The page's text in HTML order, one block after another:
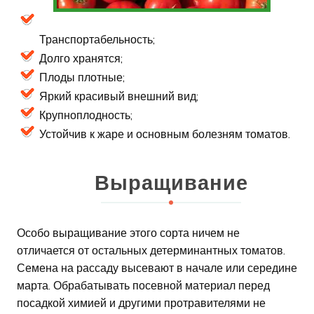
Транспортабельность;
Долго хранятся;
Плоды плотные;
Яркий красивый внешний вид;
Крупноплодность;
Устойчив к жаре и основным болезням томатов.
Выращивание
Особо выращивание этого сорта ничем не
отличается от остальных детерминантных томатов.
Семена на рассаду высевают в начале или середине
марта. Обрабатывать посевной материал перед
посадкой химией и другими протравителями не